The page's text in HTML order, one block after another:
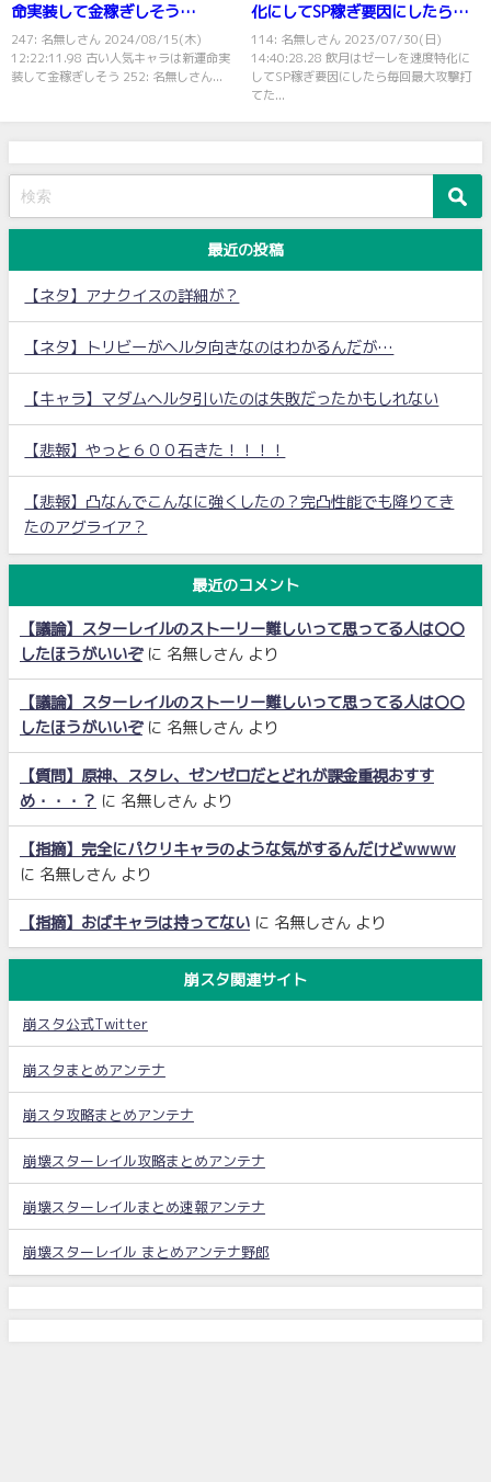
命実装して金稼ぎしそう…
247: 名無しさん 2024/08/15(木)
12:22:11.98 古い人気キャラは新運命実
装して金稼ぎしそう 252: 名無しさん...
化にしてSP稼ぎ要因にしたら毎
回最大攻撃打てたりせんかな？
114: 名無しさん 2023/07/30(日)
14:40:28.28 飲月はゼーレを速度特化に
してSP稼ぎ要因にしたら毎回最大攻撃打
てた...
最近の投稿
【ネタ】アナクイスの詳細が？
【ネタ】トリビーがヘルタ向きなのはわかるんだが…
【キャラ】マダムヘルタ引いたのは失敗だったかもしれない
【悲報】やっと６００石きた！！！！
【悲報】凸なんでこんなに強くしたの？完凸性能でも降りてき
たのアグライア？
最近のコメント
【議論】スターレイルのストーリー難しいって思ってる人は〇〇
したほうがいいぞに 名無しさん より
【議論】スターレイルのストーリー難しいって思ってる人は〇〇
したほうがいいぞに 名無しさん より
【質問】原神、スタレ、ゼンゼロだとどれが課金重視おすす
め・・・？ に 名無しさん より
【指摘】完全にパクリキャラのような気がするんだけどwwww
に 名無しさん より
【指摘】おばキャラは持ってない に 名無しさん より
崩スタ関連サイト
崩スタ公式Twitter
崩スタまとめアンテナ
崩スタ攻略まとめアンテナ
崩壊スターレイル攻略まとめアンテナ
崩壊スターレイルまとめ速報アンテナ
崩壊スターレイル まとめアンテナ野郎